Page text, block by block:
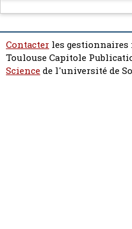
Contacter les
Toulouse Capitole
Sciencede l'université de